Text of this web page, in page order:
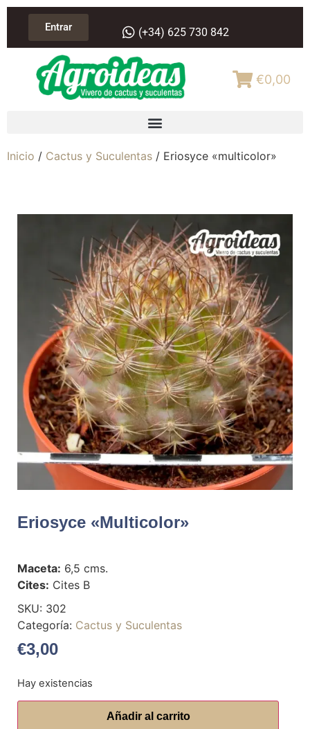
Entrar (+34) 625 730 842
€0,00
Inicio / Cactus y Suculentas / Eriosyce «multicolor»
Eriosyce «multicolor»
Maceta: 6,5 cms.
Cites: Cites B
SKU: 302
Categoría: Cactus y Suculentas
€3,00
Hay existencias
Añadir al carrito